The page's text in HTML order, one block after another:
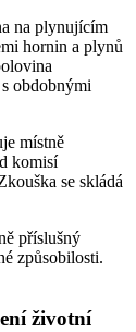
na plynujícím
hornin a plynů
obdobnými
místně
komisí
se skládá
příslušný
způsobilosti.
životní